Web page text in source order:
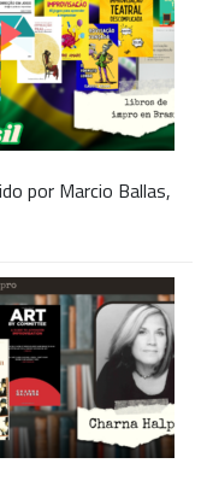
por Marcio Ballas,